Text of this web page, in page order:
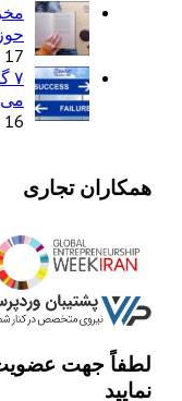
17 خرداد 1400
16 خرداد 1400
همکاران تجاری
لطفاً جهت عضویت
نمایید